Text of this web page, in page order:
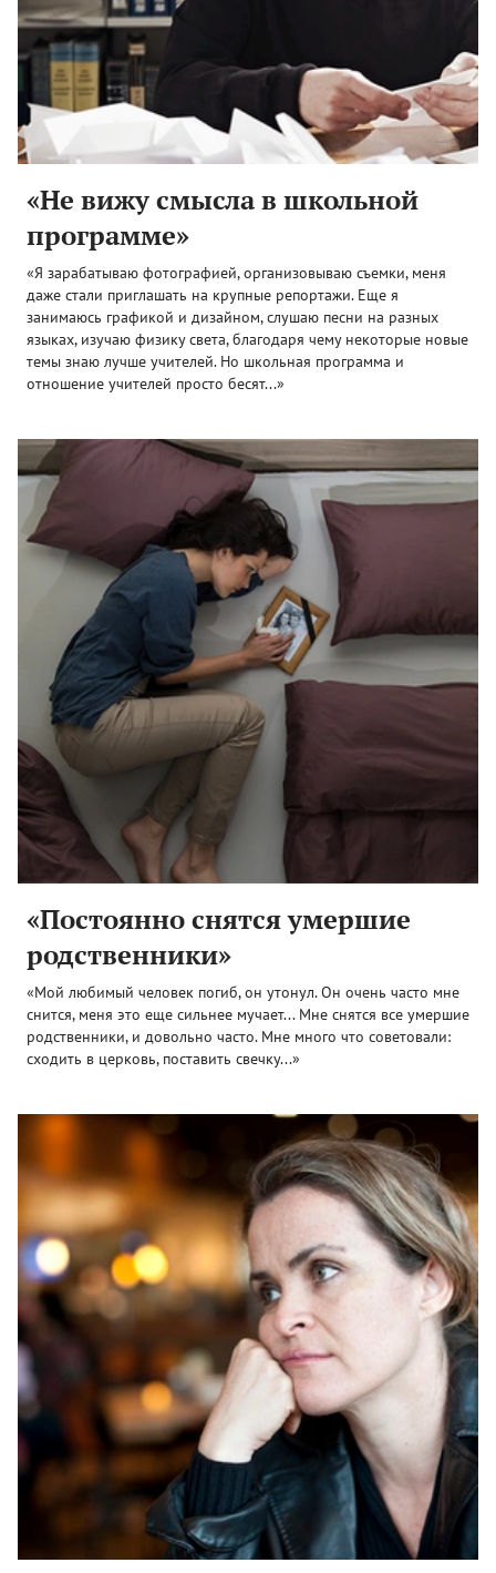
«Не вижу смысла в школьной
программе»
«Я зарабатываю фотографией, организовываю съемки, меня
даже стали приглашать на крупные репортажи. Еще я
занимаюсь графикой и дизайном, слушаю песни на разных
языках, изучаю физику света, благодаря чему некоторые новые
темы знаю лучше учителей. Но школьная программа и
отношение учителей просто бесят...»
«Постоянно снятся умершие
родственники»
«Мой любимый человек погиб, он утонул. Он очень часто мне
снится, меня это еще сильнее мучает... Мне снятся все умершие
родственники, и довольно часто. Мне много что советовали:
сходить в церковь, поставить свечку...»